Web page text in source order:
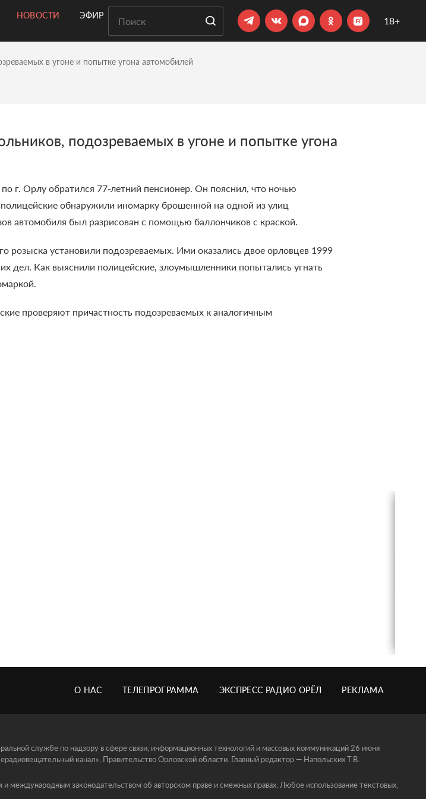
НОВОСТИ ЭФИР 18+
в угоне и попытке угона автомобилей
подозреваемых в угоне и попытке угона
Орлу обратился 77-летний пенсионер. Он пояснил, что ночью
обнаружили иномарку брошенной на одной из улиц
автомобиля был разрисован с помощью баллончиков с краской.
розыска установили подозреваемых. Ими оказались двое орловцев 1999
дел. Как выяснили полицейские, злоумышленники попытались угнать
проверяют причастность подозреваемых к аналогичным
О НАС ТЕЛЕПРОГРАММА ЭКСПРЕСС РАДИО ОРЁЛ РЕКЛАМА
службе по надзору в сфере связи, информационных технологий и массовых коммуникаций 26 июня
канал», Правительство Орловской области. Главный редактор — Напольских Т.В.
международным законодательством об авторском праве и смежных правах. Любое использование текстовых,